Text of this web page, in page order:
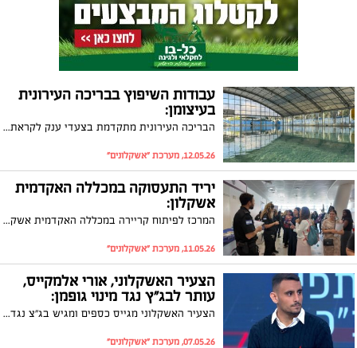
עבודות השיפוץ בבריכה העירונית
בעיצומן:
הבריכה העירונית מתקדמת בצעדי ענק לקראת פתיחה בקיץ הקרוב
12.05.26, מערכת "אשקלונים"
יריד התעסוקה במכללה האקדמית
אשקלון:
המרכז לפיתוח קריירה במכללה האקדמית אשקלון יקיים בקרוב - יום שני, 25.5.26 בין השעות 11:30-14:30 את יריד התעסוקה השנתי בהשתתפות עשרות חברות, מוסדות ומעסיקים מהגדולים במשק הישראלי, שיציעו אלפי משרות איכותיות לסטודנטים ולבוגרי המכללה
11.05.26, מערכת "אשקלונים"
הצעיר האשקלוני, אורי אלמקייס,
עותר לבג"ץ נגד מינוי גופמן:
הצעיר האשקלוני מגייס כספים ומגיש בג"צ נגד מינוי של רומן גופמן לראש המוסד עד שייתן חשובות
07.05.26, מערכת "אשקלונים"